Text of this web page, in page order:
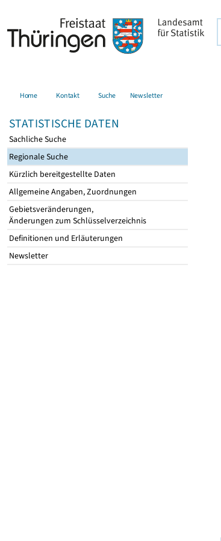
Home Kontakt Suche Newsletter
STATISTISCHE DATEN
Sachliche Suche
Regionale Suche
Kürzlich bereitgestellte Daten
Allgemeine Angaben, Zuordnungen
Gebietsveränderungen,
Änderungen zum Schlüsselverzeichnis
Definitionen und Erläuterungen
Newsletter